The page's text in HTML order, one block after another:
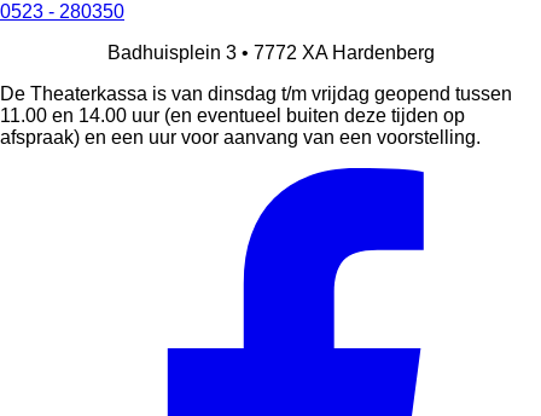
0523 - 280350
Badhuisplein 3 • 7772 XA Hardenberg
De Theaterkassa is van dinsdag t/m vrijdag geopend tussen
11.00 en 14.00 uur (en eventueel buiten deze tijden op
afspraak) en een uur voor aanvang van een voorstelling.